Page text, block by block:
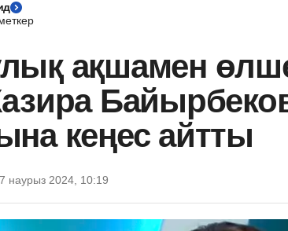
ақшамен
кеңес айтты
наурыз 2024, 10:19